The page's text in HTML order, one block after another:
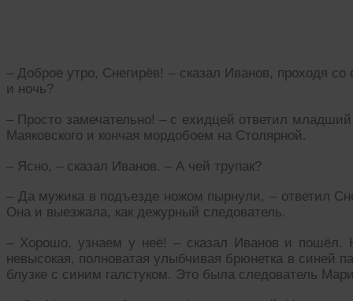
– Доброе утро, Снегирёв! – сказал Иванов, проходя
и ночь?
– Просто замечательно! – с ехидцей ответил
Маяковского и кончая мордобоем на Столярной.
– Ясно, – сказал Иванов. – А чей трупак?
– Да мужика в подъезде ножом пырнули, – ответил
Она и выезжала, как дежурный следователь.
– Хорошо, узнаем у неё! – сказал Иванов и пошёл.
невысокая, полноватая улыбчивая брюнетка в синей
блузке с синим галстуком. Это была следователь